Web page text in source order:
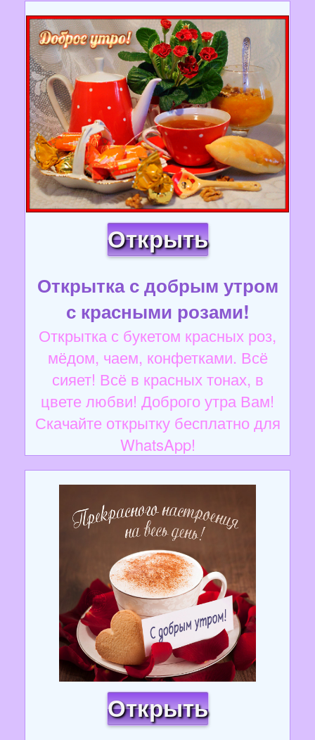
Открыть
Открытка с добрым утром
с красными розами!
Открытка с букетом красных роз,
мёдом, чаем, конфетками. Всё
сияет! Всё в красных тонах, в
цвете любви! Доброго утра Вам!
Скачайте открытку бесплатно для
WhatsApp!
Открыть